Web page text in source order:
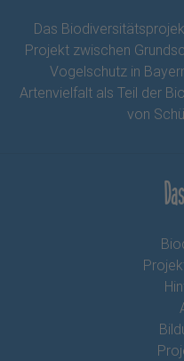
Das
Projekt zwischen
Vogelschutz in
Artenvielfalt als Teil der
von